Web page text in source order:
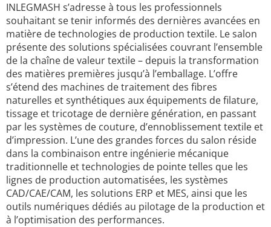
INLEGMASH s’adresse à tous les professionnels
souhaitant se tenir informés des dernières avancées en
matière de technologies de production textile. Le salon
présente des solutions spécialisées couvrant l’ensemble
de la chaîne de valeur textile – depuis la transformation
des matières premières jusqu’à l’emballage. L’offre
s’étend des machines de traitement des fibres
naturelles et synthétiques aux équipements de filature,
tissage et tricotage de dernière génération, en passant
par les systèmes de couture, d’ennoblissement textile et
d’impression. L’une des grandes forces du salon réside
dans la combinaison entre ingénierie mécanique
traditionnelle et technologies de pointe telles que les
lignes de production automatisées, les systèmes
CAD/CAE/CAM, les solutions ERP et MES, ainsi que les
outils numériques dédiés au pilotage de la production et
à l’optimisation des performances.